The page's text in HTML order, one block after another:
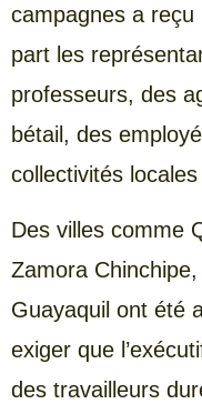
campagnes a
part les
professeurs, des
bétail, des
collectivités
Des villes comme
Zamora
Guayaquil ont été
exiger que
des travailleurs